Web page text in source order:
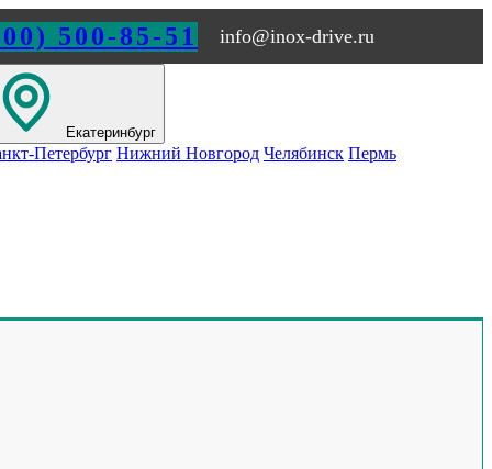
500-85-51 info@inox-drive.ru
Екатеринбург
Петербург Нижний Новгород Челябинск Пермь